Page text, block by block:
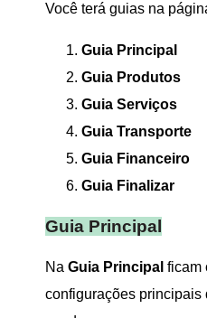
Você terá guias na
Guia Principal
Guia Produtos
Guia Serviços
Guia Transporte
Guia Financeiro
Guia Finalizar
Guia Principal
Na Guia Principal ficam
configurações principais